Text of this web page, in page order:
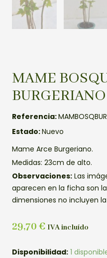
MAME
BURGERIANO
Referencia:
Estado:Nuevo
Mame Arce Burgeriano.
Medidas: 23cm de alto.
Observaciones: Las
aparecen en la ficha son
dimensiones no incluyen
29,70 € IVA incluído
Disponibilidad: 1
MAME